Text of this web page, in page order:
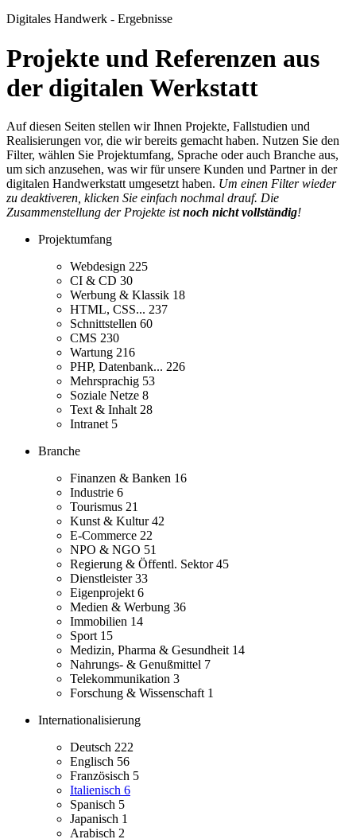
Digitales Handwerk - Ergebnisse
Projekte und Referenzen aus
der digitalen Werkstatt
Auf diesen Seiten stellen wir Ihnen Projekte, Fallstudien und
Realisierungen vor, die wir bereits gemacht haben. Nutzen Sie den
Filter, wählen Sie Projektumfang, Sprache oder auch Branche aus,
um sich anzusehen, was wir für unsere Kunden und Partner in der
digitalen Handwerkstatt umgesetzt haben. Um einen Filter wieder
zu deaktiveren, klicken Sie einfach nochmal drauf. Die
Zusammenstellung der Projekte istnoch nicht vollständig!
Projektumfang
Webdesign 225
CI & CD 30
Werbung & Klassik 18
HTML, CSS... 237
Schnittstellen 60
CMS 230
Wartung 216
PHP, Datenbank... 226
Mehrsprachig 53
Soziale Netze 8
Text & Inhalt 28
Intranet 5
Branche
Finanzen & Banken 16
Industrie 6
Tourismus 21
Kunst & Kultur42
E-Commerce 22
NPO & NGO 51
Regierung & Öffentl. Sektor45
Dienstleister33
Eigenprojekt 6
Medien & Werbung 36
Immobilien 14
Sport 15
Medizin, Pharma & Gesundheit 14
Nahrungs- & Genußmittel 7
Telekommunikation 3
Forschung & Wissenschaft 1
Internationalisierung
Deutsch 222
Englisch 56
Französisch 5
Italienisch 6
Spanisch 5
Japanisch 1
Arabisch 2